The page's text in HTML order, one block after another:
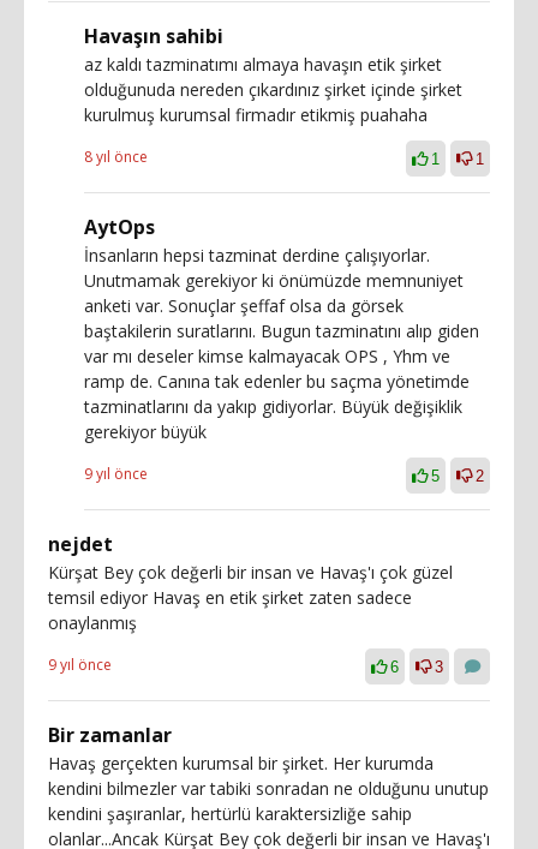
Havaşın sahibi
az kaldı tazminatımı almaya havaşın etik şirket
olduğunuda nereden çıkardınız şirket içinde şirket
kurulmuş kurumsal firmadır etikmiş puahaha
8 yıl önce 1 1
AytOps
İnsanların hepsi tazminat derdine çalışıyorlar.
Unutmamak gerekiyor ki önümüzde memnuniyet
anketi var. Sonuçlar şeffaf olsa da görsek
baştakilerin suratlarını. Bugun tazminatını alıp giden
var mı deseler kimse kalmayacak OPS , Yhm ve
ramp de. Canına tak edenler bu saçma yönetimde
tazminatlarını da yakıp gidiyorlar. Büyük değişiklik
gerekiyor büyük
9 yıl önce 5 2
nejdet
Kürşat Bey çok değerli bir insan ve Havaş'ı çok güzel
temsil ediyor Havaş en etik şirket zaten sadece
onaylanmış
9 yıl önce 6 3
Bir zamanlar
Havaş gerçekten kurumsal bir şirket. Her kurumda
kendini bilmezler var tabiki sonradan ne olduğunu unutup
kendini şaşıranlar, hertürlü karaktersizliğe sahip
olanlar...Ancak Kürşat Bey çok değerli bir insan ve Havaş'ı